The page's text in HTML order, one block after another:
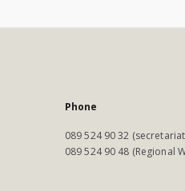
Phone
089 524 90 32
089 524 90 48 (Regional